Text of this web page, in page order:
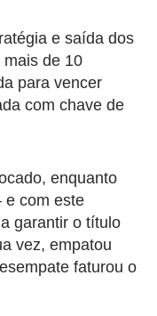
e saída dos
mais de 10
para vencer
com chave de
enquanto
e com este
garantir o título
vez, empatou
faturou o